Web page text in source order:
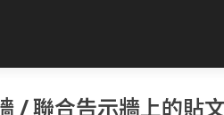
/ 聯合告示牆上的貼